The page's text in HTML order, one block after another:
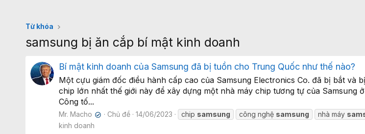
Từ khóa
samsung bị ăn cắp bí mật kinh doanh
Bí mật kinh doanh của Samsung đã bị tuồn cho Trung Quốc như thế nào?
Một cựu giám đốc điều hành cấp cao của Samsung Electronics Co. đã bị bắt
chip lớn nhất thế giới này để xây dựng một nhà máy chip tương tự của
Công tố...
Mr. Macho ✔ Chủ đề 14/06/2023 chip samsung công nghệ samsung nhà máy
kinh doanh